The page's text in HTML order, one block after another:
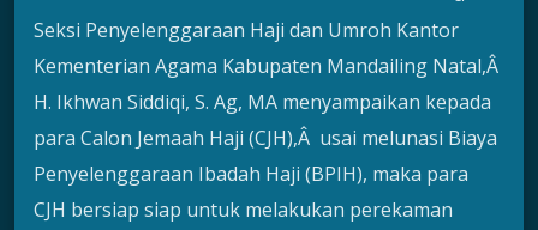
Seksi Penyelenggaraan Haji dan Umroh Kantor
Kementerian Agama Kabupaten Mandailing Natal,Â
H. Ikhwan Siddiqi, S. Ag, MA menyampaikan kepada
para Calon Jemaah Haji (CJH),Â usai melunasi Biaya
Penyelenggaraan Ibadah Haji (BPIH), maka para
CJH bersiap siap untuk melakukan perekaman